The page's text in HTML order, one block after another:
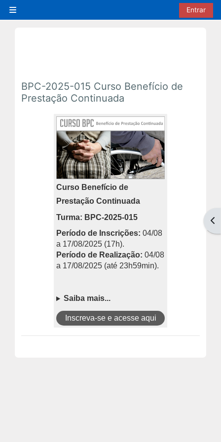
Painel lateral
Entrar
BPC-2025-015 Curso Benefício de
Prestação Continuada
Curso Benefício de
Prestação Continuada
Turma: BPC-2025-015
Período de Inscrições: 04/08
a 17/08/2025 (17h).
Período de Realização: 04/08
a 17/08/2025 (até 23h59min).
Saiba mais...
Inscreva-se e acesse aqui